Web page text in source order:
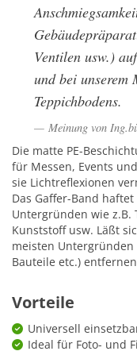
Ventilen usw.)
und bei unserem
Teppichbodens.
Meinung von
Die matte PE-
für Messen, Events
sie Lichtreflexionen
Das Gaffer-Band
Untergründen wie z.B.
Kunststoff usw. Läßt
meisten Untergründen
Bauteile etc.)
Vorteile
Universell
Ideal für Foto- und